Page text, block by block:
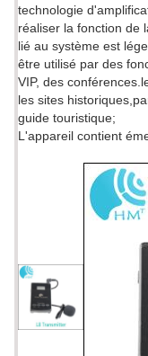
technologie
réaliser la fonction de
lié au système est
être utilisé par des
VIP, des
les sites
guide touristique;
L'appareil contient